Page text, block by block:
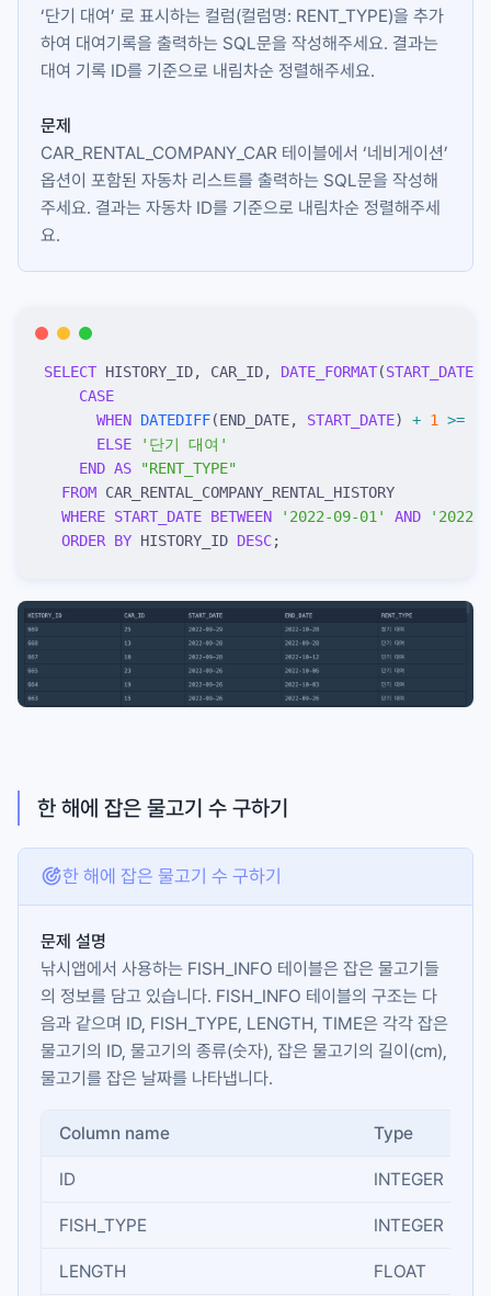
‘단기 대여’ 로 표시하는 컬럼(컬럼명: RENT_TYPE)을 추가
하여 대여기록을 출력하는 SQL문을 작성해주세요. 결과는
대여 기록 ID를 기준으로 내림차순 정렬해주세요.
문제
CAR_RENTAL_COMPANY_CAR 테이블에서 ‘네비게이션’
옵션이 포함된 자동차 리스트를 출력하는 SQL문을 작성해
주세요. 결과는 자동차 ID를 기준으로 내림차순 정렬해주세
요.
SELECT HISTORY_ID, CAR_ID, DATE_FORMAT(START_DATE
    CASE
      WHEN
DATEDIFF(END_DATE, START_DATE) + 1 >=
      ELSE
' 단기 대여 '
    END
AS "RENT_TYPE"
  FROM
CAR_RENTAL_COMPANY_RENTAL_HISTORY
  WHERE
START_DATE BETWEEN ' 2022-09-01 ' AND ' 2022-
  ORDER BY
HISTORY_ID DESC;
한 해에 잡은 물고기 수 구하기
한 해에 잡은 물고기 수 구하기
문제 설명
낚시앱에서 사용하는 FISH_INFO 테이블은 잡은 물고기들
의 정보를 담고 있습니다. FISH_INFO 테이블의 구조는 다
음과 같으며 ID FISH_TYPE LENGTH TIME은 각각 잡은
물고기의 ID, 물고기의 종류(숫자), 잡은 물고기의 길이(cm),
물고기를 잡은 날짜를 나타냅니다.
Column name Type
ID INTEGER
FISH_TYPE INTEGER
LENGTH FLOAT